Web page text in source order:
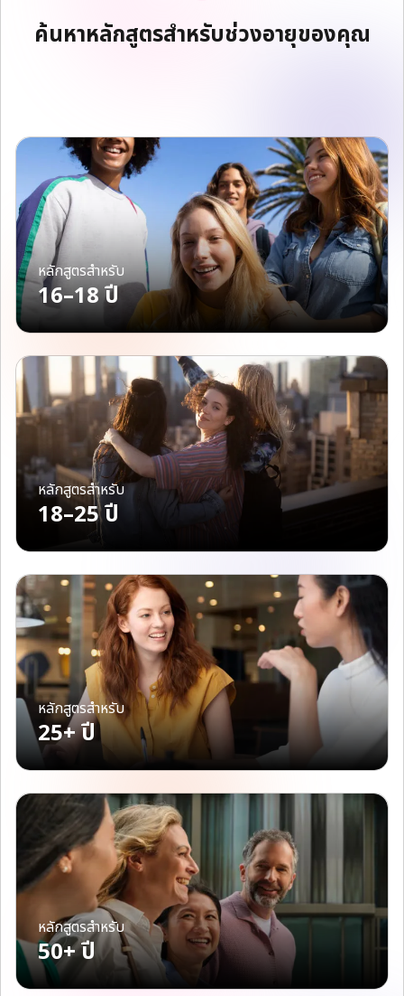
ค้นหาหลักสูตรสำหรับช่วงอายุของคุณ
หลักสูตรสำหรับ
16–18 ปี
หลักสูตรสำหรับ
18–25 ปี
หลักสูตรสำหรับ
25+ ปี
หลักสูตรสำหรับ
50+ ปี